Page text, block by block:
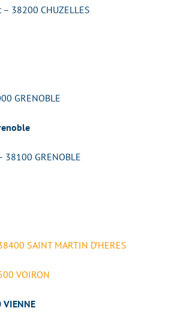
38200 CHUZELLES
GRENOBLE
GRENOBLE
SAINT MARTIN D’HERES
VOIRON